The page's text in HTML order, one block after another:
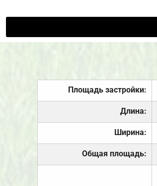
Площадь застройки:
Длина:
Ширина:
Общая площадь: